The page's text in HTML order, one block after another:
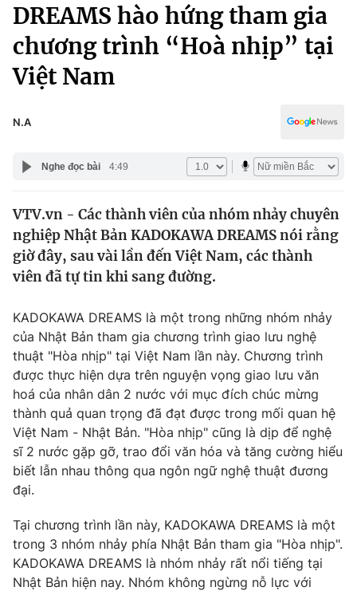
Chính trị
Xã hội
Tin tức
Thế giới đó đây
Câu chuyện quốc tế
Kinh tế
Tài chính
Góc doanh nghiệp
Dữ liệu và đời sống
Truyền hình
Phim VTV
Hậu trường
Nhân vật
Khán giả
Giải sao mai
Giải trí
Điện ảnh
Âm nhạc
Sao
Đời sống
Du lịch
Làm đẹp
Chất lượng cuộc sống
Giáo dục
Tuyển sinh
Học trực tuyến
Hitech Công nghệ tương lai
Sản phẩm
Giao lưu trực tuyến
Truyền hình
Văn hóa - Giải trí
Đời sống
DREAMS hào hứng tham gia
chương trình “Hoà nhịp” tại
Việt Nam
N.A
Nghe đọc bài 4:49
VTV.vn - Các thành viên của nhóm nhảy chuyên
nghiệp Nhật Bản KADOKAWA DREAMS nói rằng
giờ đây, sau vài lần đến Việt Nam, các thành
viên đã tự tin khi sang đường.
KADOKAWA DREAMS là một trong những nhóm nhảy
của Nhật Bản tham gia chương trình giao lưu nghệ
thuật "Hòa nhịp" tại Việt Nam lần này. Chương trình
được thực hiện dựa trên nguyện vọng giao lưu văn
hoá của nhân dân 2 nước với mục đích chúc mừng
thành quả quan trọng đã đạt được trong mối quan hệ
Việt Nam - Nhật Bản. "Hòa nhịp" cũng là dịp để nghệ
sĩ 2 nước gặp gỡ, trao đổi văn hóa và tăng cường hiểu
biết lẫn nhau thông qua ngôn ngữ nghệ thuật đương
đại.
Tại chương trình lần này, KADOKAWA DREAMS là một
trong 3 nhóm nhảy phía Nhật Bản tham gia "Hòa nhịp".
KADOKAWA DREAMS là nhóm nhảy rất nổi tiếng tại
Nhật Bản hiện nay. Nhóm không ngừng nỗ lực với